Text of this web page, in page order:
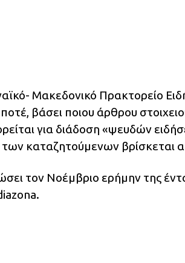
Μακεδονικό Πρακτορείο
βάσει ποιου άρθρου
για διάδοση «ψευδών
καταζητούμενων βρίσκεται
τον Νοέμβριο ερήμην της